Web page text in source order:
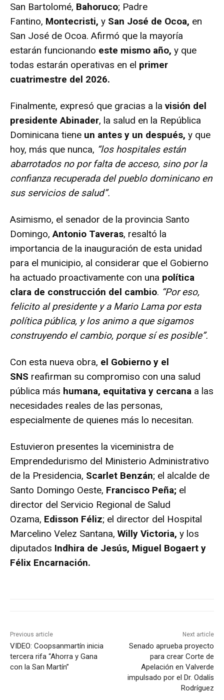
San Bartolomé, Bahoruco; Padre
Fantino, Montecristi, y San José de Ocoa, en
San José de Ocoa. Afirmó que la mayoría
estarán funcionando este mismo año, y que
todas estarán operativas en el primer
cuatrimestre del 2026.
Finalmente, expresó que gracias a la visión del
presidente Abinader, la salud en la República
Dominicana tiene un antes y un después, y que
hoy, más que nunca, “los hospitales están
abarrotados no por falta de acceso, sino por la
confianza recuperada del pueblo dominicano en
sus servicios de salud”.
Asimismo, el senador de la provincia Santo
Domingo,Antonio Taveras, resaltó la
importancia de la inauguración de esta unidad
para el municipio, al considerar que el Gobierno
ha actuado proactivamente con una política
clara de construcción del cambio. “Por eso,
felicito al presidente y a Mario Lama por esta
política pública, y los animo a que sigamos
construyendo el cambio, porque sí es posible”.
Con esta nueva obra, el Gobierno y el
SNS reafirman su compromiso con una salud
pública más humana, equitativa y cercana a las
necesidades reales de las personas,
especialmente de quienes más lo necesitan.
Estuvieron presentes la viceministra de
Emprendedurismo del Ministerio Administrativo
de la Presidencia, Scarlet Benzán; el alcalde de
Santo Domingo Oeste, Francisco Peña; el
director del Servicio Regional de Salud
Ozama, Edisson Féliz; el director del Hospital
Marcelino Velez Santana, Willy Victoria, y los
diputados Indhira de Jesús, Miguel Bogaert y
Félix Encarnación.
Previous article
VIDEO: Coopsanmartín inicia
tercera rifa “Ahorra y Gana
con la San Martín”
Next article
Senado aprueba proyecto
para crear Corte de
Apelación en Valverde
impulsado por el Dr. Odalís
Rodríguez